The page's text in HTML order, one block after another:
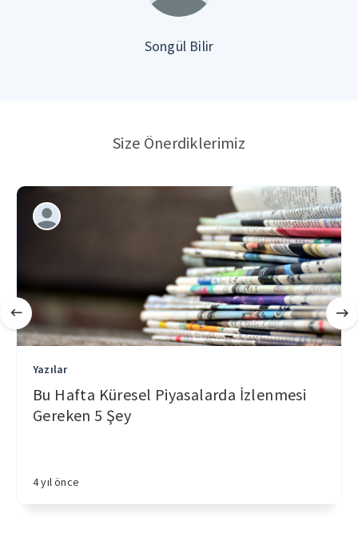
Songül Bilir
Size Önerdiklerimiz
Yazılar
Bu Hafta Küresel Piyasalarda İzlenmesi
Gereken 5 Şey
4 yıl önce